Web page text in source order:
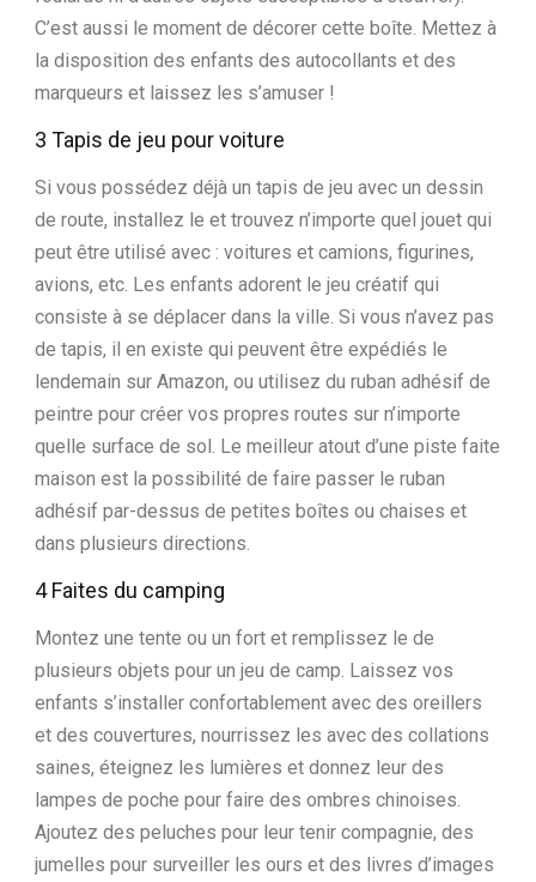
C’est aussi le moment de décorer cette boîte. Mettez à
la disposition des enfants des autocollants et des
marqueurs et laissez les s’amuser !
3 Tapis de jeu pour voiture
Si vous possédez déjà un tapis de jeu avec un dessin
de route, installez le et trouvez n’importe quel jouet qui
peut être utilisé avec : voitures et camions, figurines,
avions, etc. Les enfants adorent le jeu créatif qui
consiste à se déplacer dans la ville. Si vous n’avez pas
de tapis, il en existe qui peuvent être expédiés le
lendemain sur Amazon, ou utilisez du ruban adhésif de
peintre pour créer vos propres routes sur n’importe
quelle surface de sol. Le meilleur atout d’une piste faite
maison est la possibilité de faire passer le ruban
adhésif par-dessus de petites boîtes ou chaises et
dans plusieurs directions.
4 Faites du camping
Montez une tente ou un fort et remplissez le de
plusieurs objets pour un jeu de camp. Laissez vos
enfants s’installer confortablement avec des oreillers
et des couvertures, nourrissez les avec des collations
saines, éteignez les lumières et donnez leur des
lampes de poche pour faire des ombres chinoises.
Ajoutez des peluches pour leur tenir compagnie, des
jumelles pour surveiller les ours et des livres d’images